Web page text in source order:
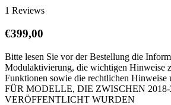
1 Reviews
€399,00
Bitte lesen Sie vor der Bestellung die
Modulaktivierung, die wichtigen Hinweise
Funktionen sowie die rechtlichen Hinweise
FÜR MODELLE, DIE ZWISCHEN 2018-
VERÖFFENTLICHT WURDEN